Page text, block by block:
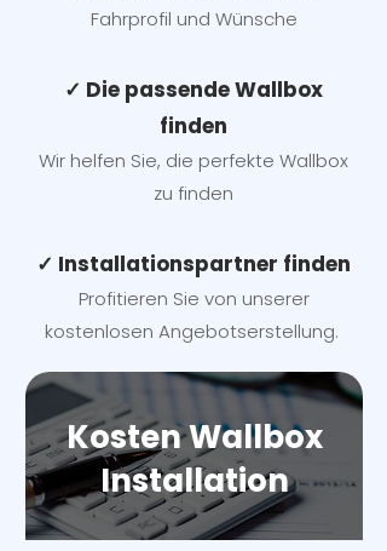
Fahrprofil und Wünsche
✓ Die passende Wallbox
finden
Wir helfen Sie, die perfekte Wallbox
zu finden
✓ Installationspartner finden
Profitieren Sie von unserer
kostenlosen Angebotserstellung.
Kosten Wallbox
Installation